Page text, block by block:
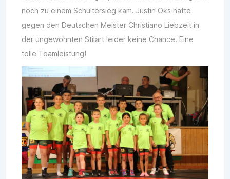
noch zu einem Schultersieg kam. Justin Oks hatte
gegen den Deutschen Meister Christiano Liebzeit in
der ungewohnten Stilart leider keine Chance. Eine
tolle Teamleistung!